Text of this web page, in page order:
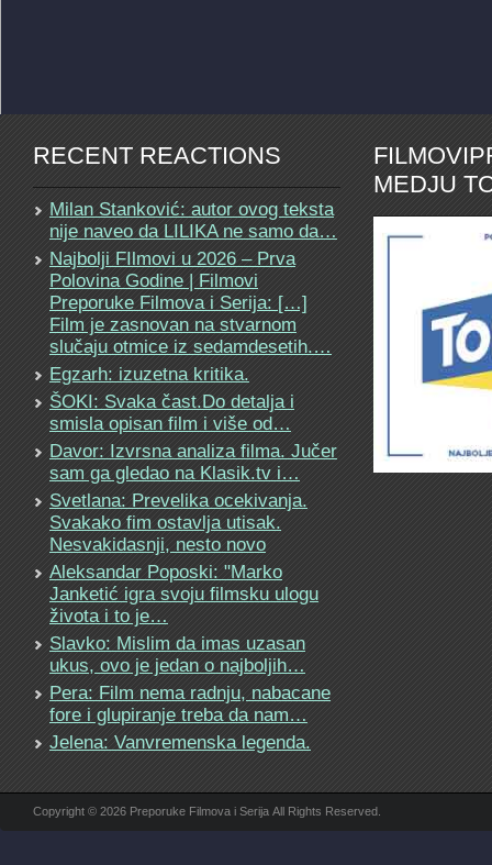
RECENT REACTIONS
Milan Stanković: autor ovog teksta
nije naveo da LILIKA ne samo da…
Najbolji FIlmovi u 2026 – Prva
Polovina Godine | Filmovi
Preporuke Filmova i Serija: […]
Film je zasnovan na stvarnom
slučaju otmice iz sedamdesetih.…
Egzarh: izuzetna kritika.
ŠOKI: Svaka čast.Do detalja i
smisla opisan film i više od…
Davor: Izvrsna analiza filma. Jučer
sam ga gledao na Klasik.tv i…
Svetlana: Prevelika ocekivanja.
Svakako fim ostavlja utisak.
Nesvakidasnji, nesto novo
Aleksandar Poposki: "Marko
Janketić igra svoju filmsku ulogu
života i to je…
Slavko: Mislim da imas uzasan
ukus, ovo je jedan o najboljih…
Pera: Film nema radnju, nabacane
fore i glupiranje treba da nam…
Jelena: Vanvremenska legenda.
MEDJU
Copyright © 2026 Preporuke Filmova i Serija All Rights Reserved.